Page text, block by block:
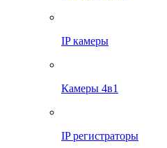
IP камеры
Камеры 4в1
IP регистраторы